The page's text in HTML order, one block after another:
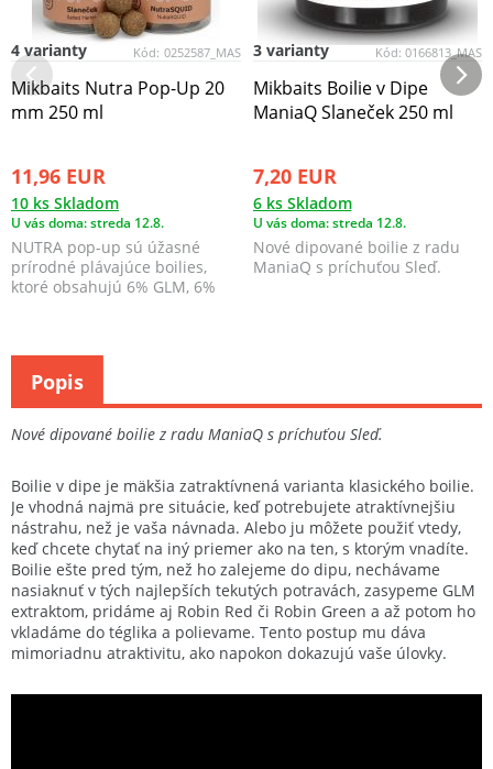
Kód: 0252587_MAS
4 varianty
Mikbaits Nutra Pop-Up 20
mm 250 ml
11,96 EUR
10 ks Skladom
U vás doma: streda 12.8.
NUTRA pop-up sú úžasné
prírodné plávajúce boilies,
ktoré obsahujú 6% GLM, 6%
Kód: 0166813_MAS
3 varianty
Mikbaits Boilie v Dipe
ManiaQ Slaneček 250 ml
7,20 EUR
6 ks Skladom
U vás doma: streda 12.8.
Nové dipované boilie z radu
ManiaQ s príchuťou Sleď.
Nové dipované boilie z radu ManiaQ s príchuťou Sleď.
Boilie v dipe je mäkšia zatraktívnená varianta klasického boilie.
Je vhodná najmä pre situácie, keď potrebujete atraktívnejšiu
nástrahu, než je vaša návnada. Alebo ju môžete použiť vtedy,
keď chcete chytať na iný priemer ako na ten, s ktorým vnadíte.
Boilie ešte pred tým, než ho zalejeme do dipu, nechávame
nasiaknuť v tých najlepších tekutých potravách, zasypeme GLM
extraktom, pridáme aj Robin Red či Robin Green a až potom ho
vkladáme do téglika a polievame. Tento postup mu dáva
mimoriadnu atraktivitu, ako napokon dokazujú vaše úlovky.
Popis